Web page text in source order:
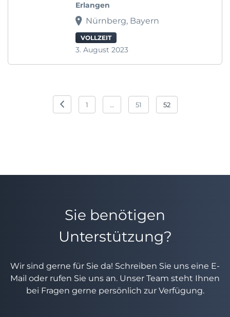
Erlangen
Nürnberg, Bayern
VOLLZEIT
3. August 2023
Seitennummerierung
1 … 51 52
Sie benötigen
Unterstützung?
Wir sind gerne für Sie da! Schreiben Sie uns eine E-
Mail oder rufen Sie uns an. Unser Team steht Ihnen
bei Fragen gerne persönlich zur Verfügung.